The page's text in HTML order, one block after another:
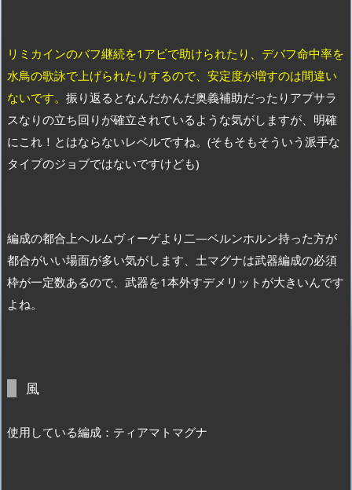
リミカインのバフ継続を1アビで助けられたり、デバフ命中率を
水鳥の歌詠で上げられたりするので、安定度が増すのは間違い
ないです。 振り返るとなんだかんだ奥義補助だったりアプサラ
スなりの立ち回りが確立されているような気がしますが、明確
にこれ！とはならないレベルですね。(そもそもそういう派手な
タイプのジョブではないですけども)
編成の都合上ヘルムヴィーゲより二―ベルンホルン持った方が
都合がいい場面が多い気がします、土マグナは武器編成の必須
枠が一定数あるので、武器を1本外すデメリットが大きいんです
よね。
風
使用している編成：ティアマトマグナ